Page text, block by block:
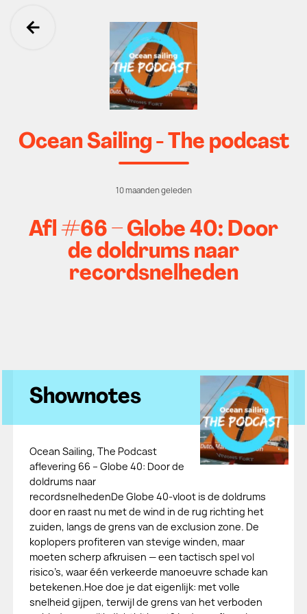
Ga terug
Ocean Sailing - The podcast
10 maanden geleden
Afl #66 – Globe 40: Door
de doldrums naar
recordsnelheden
Shownotes
Ocean Sailing, The Podcast
aflevering 66 – Globe 40: Door de
doldrums naar
recordsnelhedenDe Globe 40-vloot is de doldrums
door en raast nu met de wind in de rug richting het
zuiden, langs de grens van de exclusion zone. De
koplopers profiteren van stevige winden, maar
moeten scherp afkruisen — een tactisch spel vol
risico’s, waar één verkeerde manoeuvre schade kan
betekenen.Hoe doe je dat eigenlijk: met volle
snelheid gijpen, terwijl de grens van het verboden